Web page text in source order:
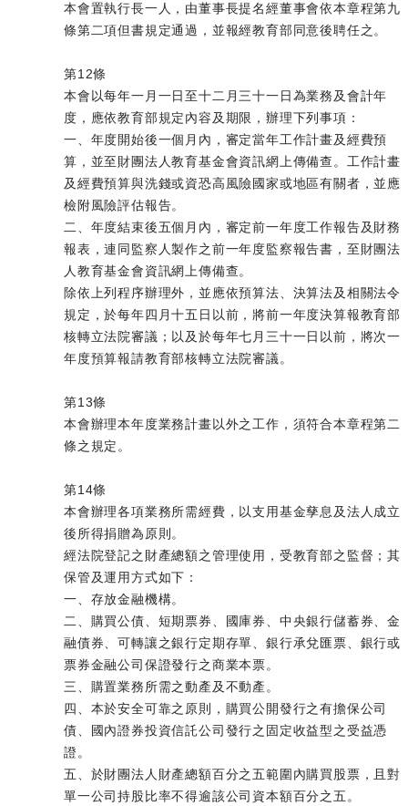
本會置執行長一人，由董事長提名經董事會依本章程第九
條第二項但書規定通過，並報經教育部同意後聘任之。
第12條
本會以每年一月一日至十二月三十一日為業務及會計年
度，應依教育部規定內容及期限，辦理下列事項：
一、年度開始後一個月內，審定當年工作計畫及經費預
算，並至財團法人教育基金會資訊網上傳備查。工作計畫
及經費預算與洗錢或資恐高風險國家或地區有關者，並應
檢附風險評估報告。
二、年度結束後五個月內，審定前一年度工作報告及財務
報表，連同監察人製作之前一年度監察報告書，至財團法
人教育基金會資訊網上傳備查。
除依上列程序辦理外，並應依預算法、決算法及相關法令
規定，於每年四月十五日以前，將前一年度決算報教育部
核轉立法院審議；以及於每年七月三十一日以前，將次一
年度預算報請教育部核轉立法院審議。
第13條
本會辦理本年度業務計畫以外之工作，須符合本章程第二
條之規定。
第14條
本會辦理各項業務所需經費，以支用基金孳息及法人成立
後所得捐贈為原則。
經法院登記之財產總額之管理使用，受教育部之監督；其
保管及運用方式如下：
一、存放金融機構。
二、購買公債、短期票券、國庫券、中央銀行儲蓄券、金
融債券、可轉讓之銀行定期存單、銀行承兌匯票、銀行或
票券金融公司保證發行之商業本票。
三、購置業務所需之動產及不動產。
四、本於安全可靠之原則，購買公開發行之有擔保公司
債、國內證券投資信託公司發行之固定收益型之受益憑
證。
五、於財團法人財產總額百分之五範圍內購買股票，且對
單一公司持股比率不得逾該公司資本額百分之五。